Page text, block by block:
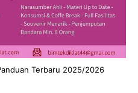
Terbaru 2025/2026